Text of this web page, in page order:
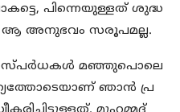
പിന്നെയുള്ളത് ശുദ്ധ
ആ അനുഭവം സരൂപമല്ല.
മഞ്ഞുപൊലെ
ഞാന്‍ പ്ര